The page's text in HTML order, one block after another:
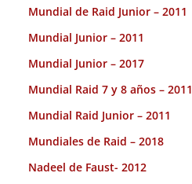
Mundial de Raid Junior – 2011
Mundial Junior – 2011
Mundial Junior – 2017
Mundial Raid 7 y 8 años – 2011
Mundial Raid Junior – 2011
Mundiales de Raid – 2018
Nadeel de Faust- 2012